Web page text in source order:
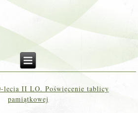
lecia II LO. Poświęcenie tablicy
pamiątkowej